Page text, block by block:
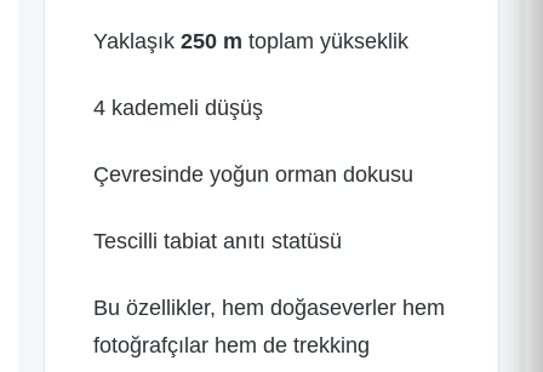
Yaklaşık 250 m toplam yükseklik
4 kademeli düşüş
Çevresinde yoğun orman dokusu
Tescilli tabiat anıtı statüsü
Bu özellikler, hem doğaseverler hem
fotoğrafçılar hem de trekking